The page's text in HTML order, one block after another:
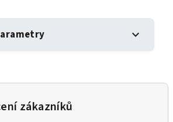
expand_more